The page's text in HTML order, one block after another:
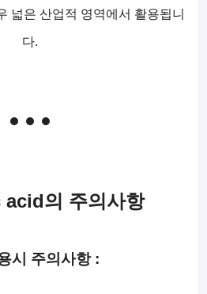
넓은 산업적 영역에서 활용됩니
다.
의 주의사항
시 주의사항 :